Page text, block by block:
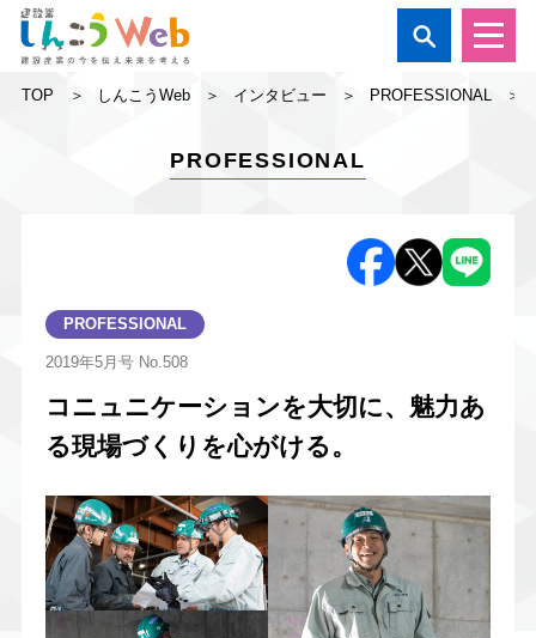

TOP しんこうWeb インタビュー PROFESSIONAL
PROFESSIONAL
PROFESSIONAL
2019年5月号No.508
コニュニケーションを大切に、魅力あ
る現場づくりを心がける。